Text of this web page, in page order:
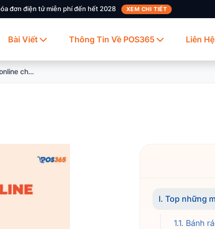
đơn điện tử miễn phí đến hết 2028 XEM CHI TIẾT
Bài Viết Thông Tin Về POS365 Liên Hệ
Review những món ăn vặt bán online chạy nhất, hái ra tiền
I. Top những
1.1. Bánh